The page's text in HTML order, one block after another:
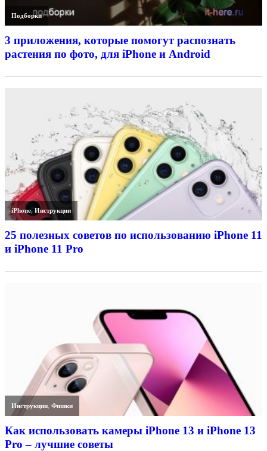
Подборки
3 приложения, которые помогут распознать
растения по фото, для iPhone и Android
iPhone,Инструкции
25 полезных советов по использованию iPhone 11
и iPhone 11 Pro
Инструкции,Фишки
Как использовать камеры iPhone 13 и iPhone 13
Pro – лучшие советы